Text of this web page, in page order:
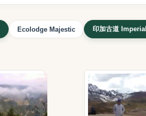
Ecolodge Majestic 印加古道 Imperial